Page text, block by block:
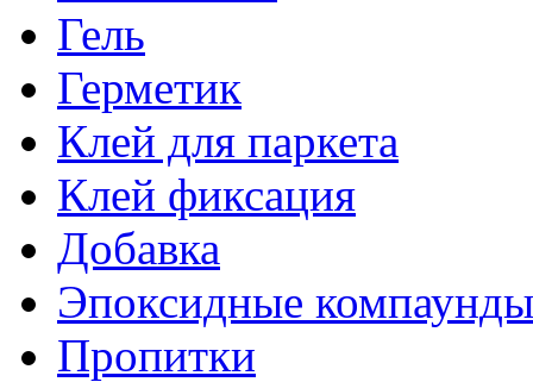
Гель
Герметик
Клей для паркета
Клей фиксация
Добавка
Эпоксидные компаунды
Пропитки